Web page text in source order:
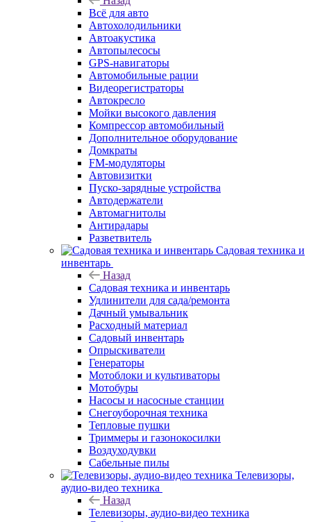
Всё для авто
Автохолодильники
Автоакустика
Автопылесосы
GPS-навигаторы
Автомобильные рации
Видеорегистраторы
Автокресло
Мойки высокого давления
Компрессор автомобильный
Дополнительное оборудование
Домкраты
FM-модуляторы
Автовизитки
Пуско-зарядные устройства
Автодержатели
Автомагнитолы
Антирадары
Разветвитель
Садовая техника и
инвентарь
Назад
Садовая техника и инвентарь
Удлинители для сада/ремонта
Дачный умывальник
Расходный материал
Садовый инвентарь
Опрыскиватели
Генераторы
Мотоблоки и культиваторы
Мотобуры
Насосы и насосные станции
Снегоуборочная техника
Тепловые пушки
Триммеры и газонокосилки
Воздуходувки
Сабельные пилы
Телевизоры,
аудио-видео техника
Назад
Телевизоры, аудио-видео техника